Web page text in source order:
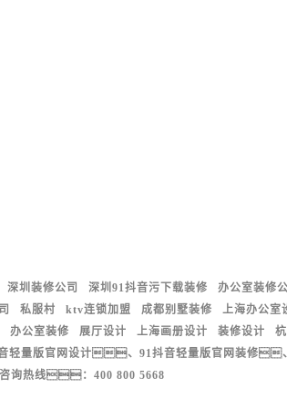
深圳装修公司 深圳91抖音污下载装修 办公室装修
私服村 ktv连锁加盟 成都别墅装修 上海办公室
办公室装修 展厅设计 上海画册设计 装修设计
轻量版官网设计、91抖音轻量版官网装修
热线：400 800 5668